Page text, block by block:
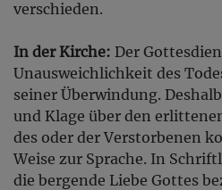
verschieden.
In der Kirche: Der
Unausweichlichkeit des
seiner Überwindung.
und Klage über den
des oder der Verstorbenen
Weise zur Sprache. In
die bergende Liebe Gottes